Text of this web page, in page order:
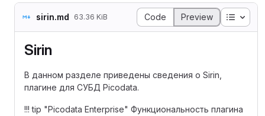
sirin.md 63.36 KiB Code Preview Table
Sirin
В данном разделе приведены сведения о Sirin,
плагине для СУБД Picodata.
!!! tip "Picodata Enterprise" Функциональность плагина